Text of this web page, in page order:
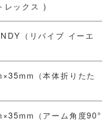
レックス )
（リバイブ イーエ
（本体折りたた
（アーム角度90°